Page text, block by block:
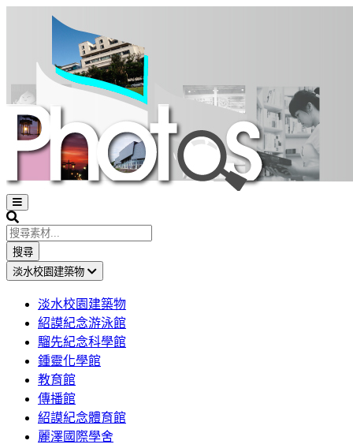
Open
sidebar
Search
搜尋
淡水校園建築物
淡水校園建築物
紹謨紀念游泳館
騮先紀念科學館
鍾靈化學館
教育館
傳播館
紹謨紀念體育館
麗澤國際學舍